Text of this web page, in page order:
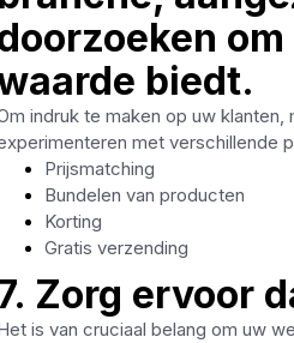
biedt.
indruk te maken op uw
met verschillende
Prijsmatching
Bundelen van producten
Korting
Gratis verzending
Zorg ervoor
is van cruciaal belang om uw